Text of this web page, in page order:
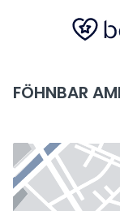
FÖHNBAR